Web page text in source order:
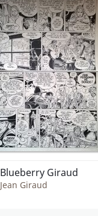
Blueberry Giraud
Jean Giraud